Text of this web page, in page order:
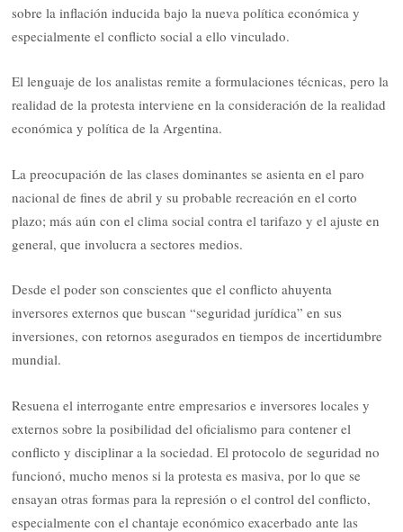
sobre la inflación inducida bajo la nueva política económica y
especialmente el conflicto social a ello vinculado.
El lenguaje de los analistas remite a formulaciones técnicas, pero la
realidad de la protesta interviene en la consideración de la realidad
económica y política de la Argentina.
La preocupación de las clases dominantes se asienta en el paro
nacional de fines de abril y su probable recreación en el corto
plazo; más aún con el clima social contra el tarifazo y el ajuste en
general, que involucra a sectores medios.
Desde el poder son conscientes que el conflicto ahuyenta
inversores externos que buscan “seguridad jurídica” en sus
inversiones, con retornos asegurados en tiempos de incertidumbre
mundial.
Resuena el interrogante entre empresarios e inversores locales y
externos sobre la posibilidad del oficialismo para contener el
conflicto y disciplinar a la sociedad. El protocolo de seguridad no
funcionó, mucho menos si la protesta es masiva, por lo que se
ensayan otras formas para la represión o el control del conflicto,
especialmente con el chantaje económico exacerbado ante las